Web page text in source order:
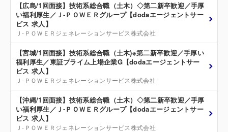
【広島/1回面接】技術系総合職（土木）◇第二新卒歓迎／手厚
い福利厚生／Ｊ‐ＰＯＷＥＲグループ【dodaエージェントサー
ビス 求人】
Ｊ‐ＰＯＷＥＲジェネレーションサービス株式会社
【宮城/1回面接】技術系総合職（土木)※第二新卒歓迎／手厚い
福利厚生／東証プライム上場企業G【dodaエージェントサー
ビス 求人】
Ｊ‐ＰＯＷＥＲジェネレーションサービス株式会社
【沖縄/1回面接】技術系総合職（土木）◇第二新卒歓迎／手厚
い福利厚生／Ｊ‐ＰＯＷＥＲグループ【dodaエージェントサー
ビス 求人】
Ｊ‐ＰＯＷＥＲジェネレーションサービス株式会社